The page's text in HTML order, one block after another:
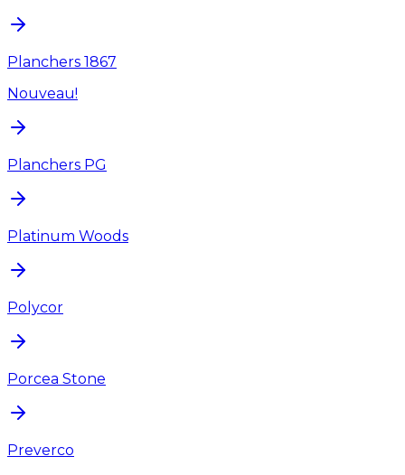
Planchers 1867
Nouveau!
Planchers PG
Platinum Woods
Polycor
Porcea Stone
Preverco